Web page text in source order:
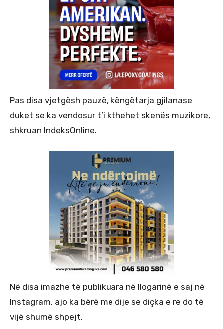
Pas disa vjetgësh pauzë, këngëtarja gjilanase
duket se ka vendosur t’i kthehet skenës muzikore,
shkruan IndeksOnline.
Në disa imazhe të publikuara në llogarinë e saj në
Instagram, ajo ka bërë me dije se diçka e re do të
vijë shumë shpejt.